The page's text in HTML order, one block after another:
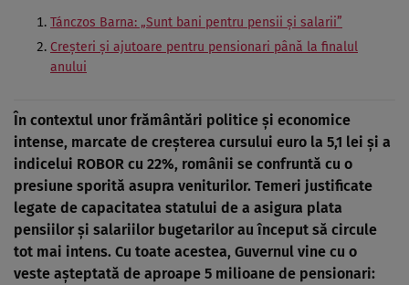
Tánczos Barna: „Sunt bani pentru pensii și salarii”
Creșteri și ajutoare pentru pensionari până la finalul
anului
În contextul unor frământări politice și economice
intense, marcate de creșterea cursului euro la 5,1 lei și a
indicelui ROBOR cu 22%, românii se confruntă cu o
presiune sporită asupra veniturilor. Temeri justificate
legate de capacitatea statului de a asigura plata
pensiilor și salariilor bugetarilor au început să circule
tot mai intens. Cu toate acestea, Guvernul vine cu o
veste așteptată de aproape 5 milioane de pensionari: